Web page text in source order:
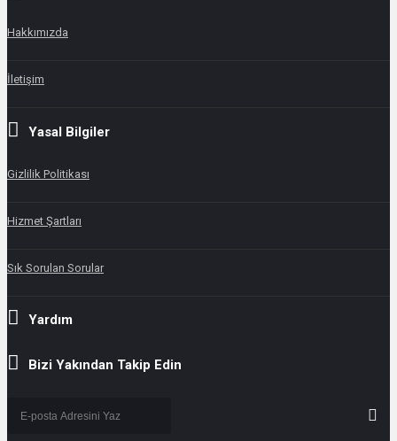
Hakkımızda
İletişim
Yasal Bilgiler
Gizlilik Politikası
Hizmet Şartları
Sık Sorulan Sorular
Yardım
Bizi Yakından Takip Edin